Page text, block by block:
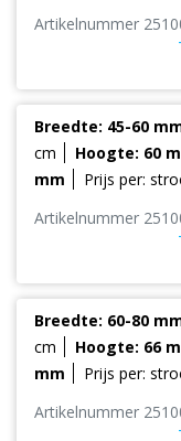
Artikelnummer
Breedte: 45-60
cm
Hoogte: 60
mm
Prijs per:
Artikelnummer
Breedte: 60-80
cm
Hoogte: 66
mm
Prijs per:
Artikelnummer